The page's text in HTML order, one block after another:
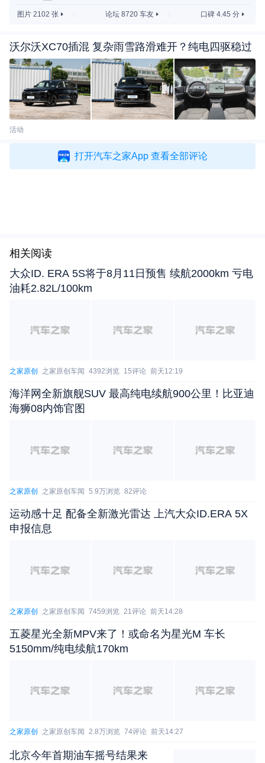
均跨过十万门槛，细分市场单车年均销量亦同步大幅
两周预售订单便比肩头部车型全年销量？大唐E
V的数据从行业规律来看格外亮眼。不过预售意向订
单不等于最终落地成交，十万订单最终能够完成多少
转化落地，仍是市场亟待观望的疑问。
零跑D19是用户心中的最直接竞品，对比次数最高
品、规避用户被分流。
竞品大多集中在同级别区间。在用户对比次数排名To
p 20的车型中，大型SUV占比65%，中大型 SUV占
比 25%。
数遥遥领先，占比高达13.6%，位列第二的钛7仅为
售价存在进一步下探的可能性。
与竞品“扭打”在一起，想突出重围不容易
4月上市的零跑D19、领克900，以及5月落地的小鹏
GX、华境S多款新车环伺周边，直接构成强劲的市场
图片 2102 张 论坛 8720 车友 口碑 4.45 分
沃尔沃XC70插混 复杂雨雪路滑难开？纯电四驱稳过
活动
打开汽车之家App 查看全部评论
相关阅读
大众ID. ERA 5S将于8月11日预售 续航2000km 亏电
油耗2.82L/100km
之家原创 之家原创车闻 4392浏览 15评论 前天12:19
海洋网全新旗舰SUV 最高纯电续航900公里！比亚迪
海狮08内饰官图
之家原创 之家原创车闻 5.9万浏览 82评论
运动感十足 配备全新激光雷达 上汽大众ID.ERA 5X
申报信息
之家原创 之家原创车闻 7459浏览 21评论 前天14:28
五菱星光全新MPV来了！或命名为星光M 车长
5150mm/纯电续航170km
之家原创 之家原创车闻 2.8万浏览 74评论 前天14:27
北京今年首期油车摇号结果来